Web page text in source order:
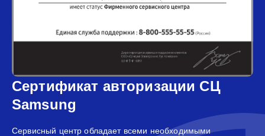
Сертификат авторизации СЦ
Samsung
Сервисный центр обладает всеми необходимыми